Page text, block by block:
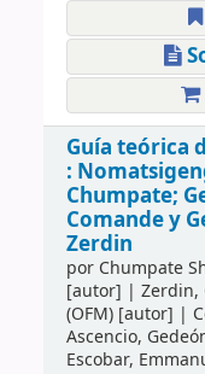
Guía teórica
:
Chumpate;
Comande y
Zerdin
por Chumpate
[autor] | Zerdin,
(OFM)[autor] |
Ascencio,
Escobar,